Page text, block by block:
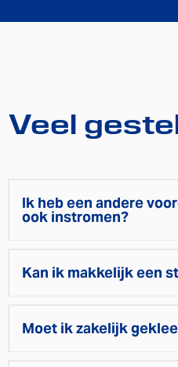
Veel
Ik heb een andere
ook instromen?
Kan ik makkelijk een
Moet ik zakelijk